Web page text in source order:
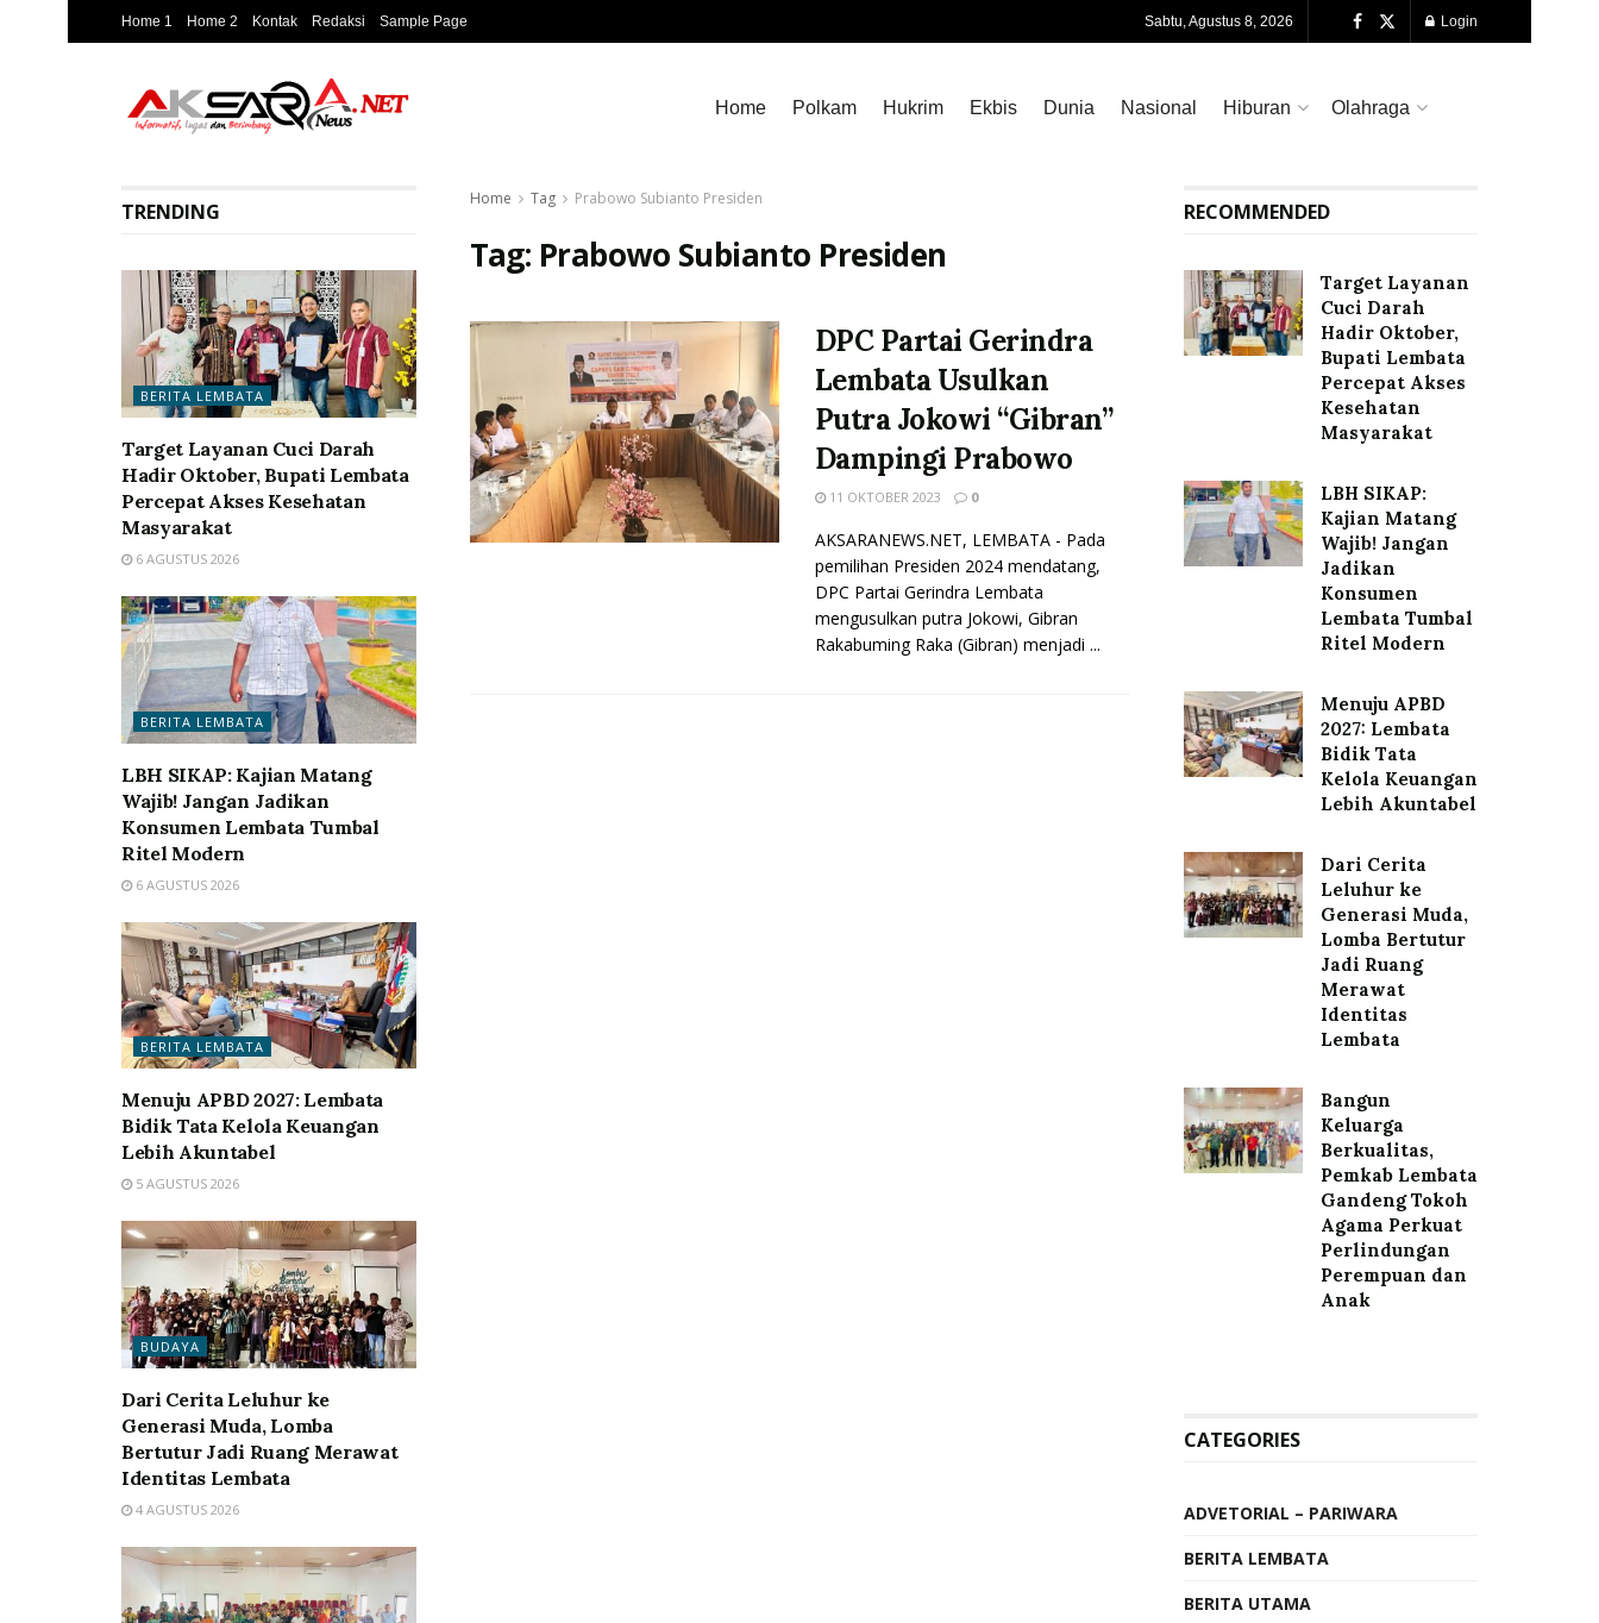
Home 1 Home 2 Kontak Redaksi Sample Page Sabtu, Agustus 8, 2026 Login
Home Polkam Hukrim Ekbis Dunia Nasional Hiburan Olahraga
Home Tag Prabowo Subianto Presiden
Tag: Prabowo Subianto Presiden
DPC Partai Gerindra
Lembata Usulkan
Putra Jokowi “Gibran”
Dampingi Prabowo
11 OKTOBER 2023 0
AKSARANEWS.NET, LEMBATA - Pada
pemilihan Presiden 2024 mendatang,
DPC Partai Gerindra Lembata
mengusulkan putra Jokowi, Gibran
Rakabuming Raka (Gibran) menjadi ...
TRENDING
BERITA LEMBATA
Target Layanan Cuci Darah
Hadir Oktober, Bupati Lembata
Percepat Akses Kesehatan
Masyarakat
6 AGUSTUS 2026
BERITA LEMBATA
LBH SIKAP: Kajian Matang
Wajib! Jangan Jadikan
Konsumen Lembata Tumbal
Ritel Modern
6 AGUSTUS 2026
BERITA LEMBATA
Menuju APBD 2027: Lembata
Bidik Tata Kelola Keuangan
Lebih Akuntabel
5 AGUSTUS 2026
BUDAYA
Dari Cerita Leluhur ke
Generasi Muda, Lomba
Bertutur Jadi Ruang Merawat
Identitas Lembata
4 AGUSTUS 2026
RECOMMENDED
Target Layanan
Cuci Darah
Hadir Oktober,
Bupati Lembata
Percepat Akses
Kesehatan
Masyarakat
LBH SIKAP:
Kajian Matang
Wajib! Jangan
Jadikan
Konsumen
Lembata Tumbal
Ritel Modern
Menuju APBD
2027: Lembata
Bidik Tata
Kelola Keuangan
Lebih Akuntabel
Dari Cerita
Leluhur ke
Generasi Muda,
Lomba Bertutur
Jadi Ruang
Merawat
Identitas
Lembata
Bangun
Keluarga
Berkualitas,
Pemkab Lembata
Gandeng Tokoh
Agama Perkuat
Perlindungan
Perempuan dan
Anak
CATEGORIES
ADVETORIAL – PARIWARA
BERITA LEMBATA
BERITA UTAMA